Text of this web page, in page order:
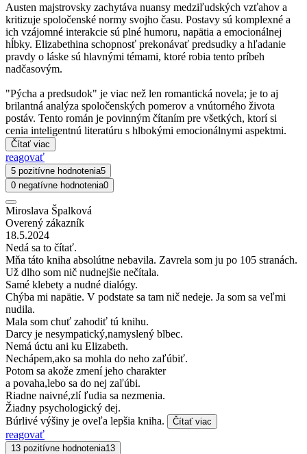
Austen majstrovsky zachytáva nuansy medziľudských vzťahov a
kritizuje spoločenské normy svojho času. Postavy sú komplexné a
ich vzájomné interakcie sú plné humoru, napätia a emocionálnej
hĺbky. Elizabethina schopnosť prekonávať predsudky a hľadanie
pravdy o láske sú hlavnými témami, ktoré robia tento príbeh
nadčasovým.
"Pýcha a predsudok" je viac než len romantická novela; je to aj
brilantná analýza spoločenských pomerov a vnútorného života
postáv. Tento román je povinným čítaním pre všetkých, ktorí si
cenia inteligentnú literatúru s hlbokými emocionálnymi aspektmi.
Čítať viac
reagovať
5 pozitívne hodnotenia5
0 negatívne hodnotenia0
Miroslava Špalková
Overený zákazník
18.5.2024
Nedá sa to čítať.
Mňa táto kniha absolútne nebavila. Zavrela som ju po 105 stranách.
Už dlho som nič nudnejšie nečítala.
Samé klebety a nudné dialógy.
Chýba mi napätie. V podstate sa tam nič nedeje. Ja som sa veľmi
nudila.
Mala som chuť zahodiť tú knihu.
Darcy je nesympatický,namyslený blbec.
Nemá úctu ani ku Elizabeth.
Nechápem,ako sa mohla do neho zaľúbiť.
Potom sa akože zmení jeho charakter
a povaha,lebo sa do nej zaľúbi.
Riadne naivné,zlí ľudia sa nezmenia.
Žiadny psychologický dej.
Búrlivé výšiny je oveľa lepšia kniha.
Čítať viac
reagovať
13 pozitívne hodnotenia13